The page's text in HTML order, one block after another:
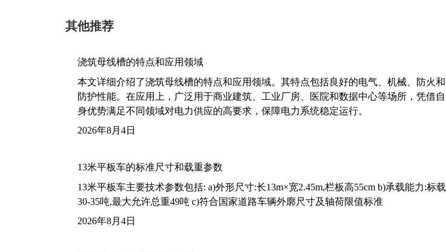
其他推荐
浇筑母线槽的特点和应用领域
本文详细介绍了浇筑母线槽的特点和应用领域。其特点包括良好的电气、机械、防火和
防护性能。在应用上，广泛用于商业建筑、工业厂房、医院和数据中心等场所，凭借自
身优势满足不同领域对电力供应的高要求，保障电力系统稳定运行。
2026年8月4日
13米平板车的标准尺寸和载重参数
13米平板车主要技术参数包括: a)外形尺寸:长13m×宽2.45m,栏板高55cm b)承载能力:标载
30-35吨,最大允许总重49吨 c)符合国家道路车辆外廓尺寸及轴荷限值标准
2026年8月4日